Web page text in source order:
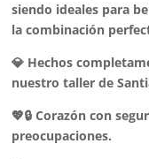
siendo ideales para
la combinación
💎 Hechos
nuestro taller de
💖🔒 Corazón con
preocupaciones.